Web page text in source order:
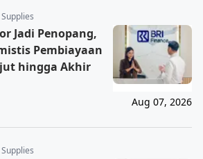
Jadi Penopang,
Pembiayaan
hingga Akhir
Aug 07, 2026